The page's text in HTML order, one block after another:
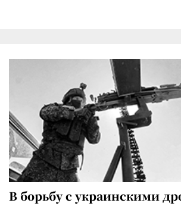
В борьбу с украинскими